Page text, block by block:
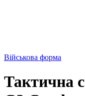
Військова форма
Тактична